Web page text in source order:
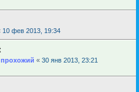
10 фев 2013, 19:34
« 30 янв 2013, 23:21